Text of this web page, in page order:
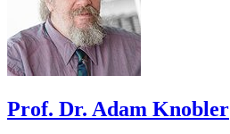
Prof. Dr. Adam Knobler